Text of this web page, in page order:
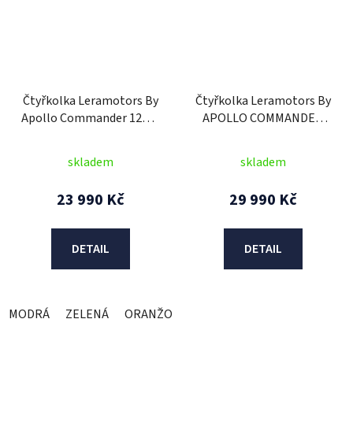
Čtyřkolka Leramotors By
Apollo Commander 125cc
skladem
23 990 Kč
DETAIL
MODRÁ ZELENÁ ORANŽOVÁ
Čtyřkolka Leramotors By
APOLLO COMMANDER
skladem
29 990 Kč
DETAIL